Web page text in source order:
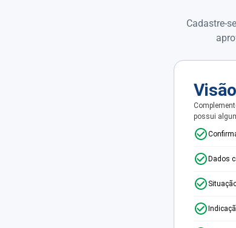
Cadastre-
possui
Dados